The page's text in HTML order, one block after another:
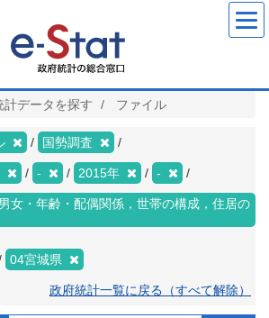
計データを探す ファイル
国勢調査
- 2015年 -
女・年齢・配偶関係，世帯の構成，住居の
04宮城県
政府統計一覧に戻る（すべて解除）